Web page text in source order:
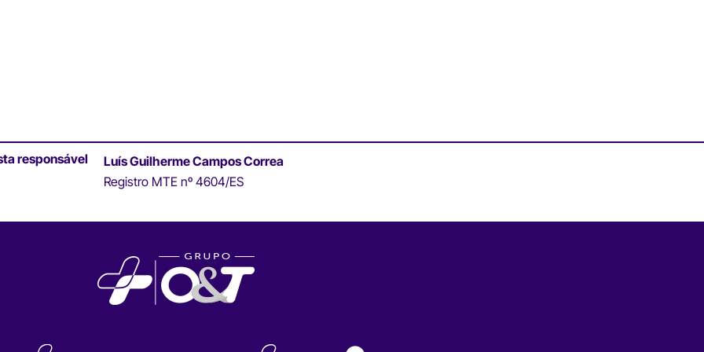
responsável
Luís Guilherme Campos Correa
Registro MTE nº 4604/ES